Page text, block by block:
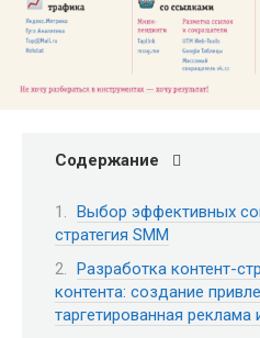
Содержание
Выбор эффективных
стратегия SMM
Разработка контент-
контента: создание
таргетированная реклама